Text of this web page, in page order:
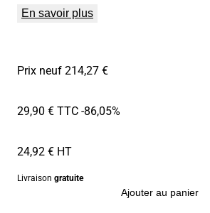
En savoir plus
Prix neuf 214,27 €
29,90 € TTC-86,05%
24,92 € HT
Livraison gratuite
Ajouter au panier